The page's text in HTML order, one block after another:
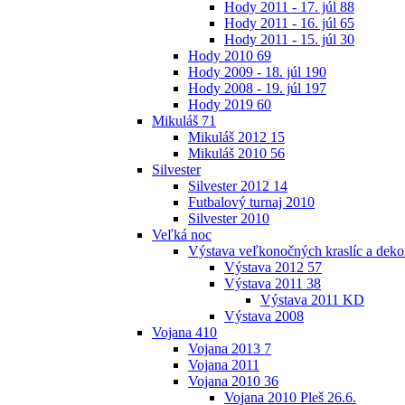
Hody 2011 - 17. júl 88
Hody 2011 - 16. júl 65
Hody 2011 - 15. júl 30
Hody 2010 69
Hody 2009 - 18. júl 190
Hody 2008 - 19. júl 197
Hody 2019 60
Mikuláš 71
Mikuláš 2012 15
Mikuláš 2010 56
Silvester
Silvester 2012 14
Futbalový turnaj 2010
Silvester 2010
Veľká noc
Výstava veľkonočných kraslíc a
Výstava 2012 57
Výstava 2011 38
Výstava 2011 KD
Výstava 2008
Vojana 410
Vojana 2013 7
Vojana 2011
Vojana 2010 36
Vojana 2010 Pleš 26.6.